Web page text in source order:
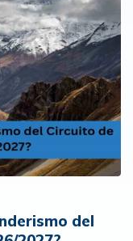
del